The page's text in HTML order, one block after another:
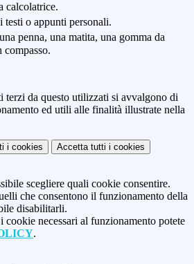
calcolatrice.
testi o appunti personali.
penna, una matita, una gomma da
terzi da questo utilizzati si avvalgono di
ed utili alle finalità illustrate nella
i cookies Accetta tutti i cookies
scegliere quali cookie consentire.
che consentono il funzionamento della
disabilitarli.
cookie necessari al funzionamento potete
.